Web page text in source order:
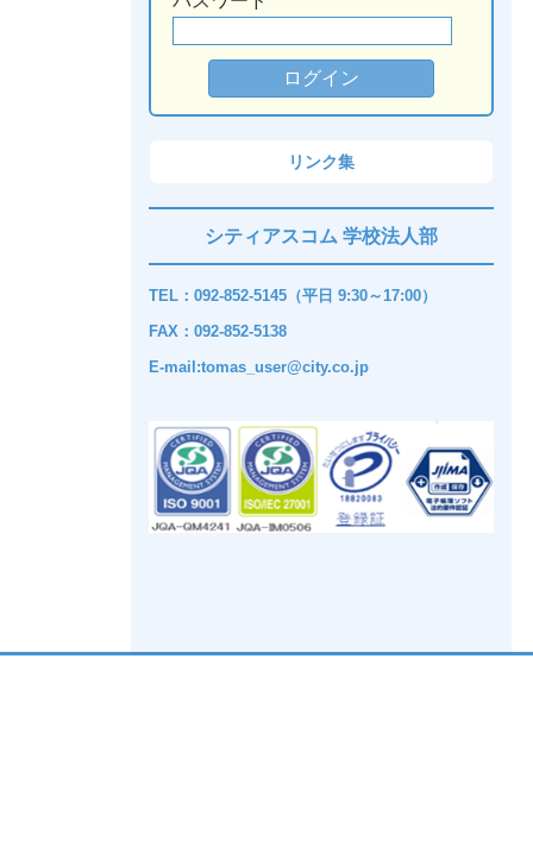
リンク集
シティアスコム 学校法人部
TEL：092-852-5145（平日 9:30～17:00）
FAX：092-852-5138
E-mail:tomas_user@city.co.jp